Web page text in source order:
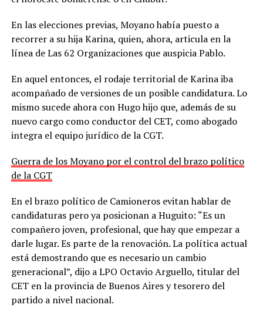
En las elecciones previas, Moyano había puesto a
recorrer a su hija Karina, quien, ahora, articula en la
línea de Las 62 Organizaciones que auspicia Pablo.
En aquel entonces, el rodaje territorial de Karina iba
acompañado de versiones de un posible candidatura. Lo
mismo sucede ahora con Hugo hijo que, además de su
nuevo cargo como conductor del CET, como abogado
integra el equipo jurídico de la CGT.
Guerra de los Moyano por el control del brazo político
de la CGT
En el brazo político de Camioneros evitan hablar de
candidaturas pero ya posicionan a Huguito: “Es un
compañero joven, profesional, que hay que empezar a
darle lugar. Es parte de la renovación. La política actual
está demostrando que es necesario un cambio
generacional”, dijo a LPO Octavio Arguello, titular del
CET en la provincia de Buenos Aires y tesorero del
partido a nivel nacional.